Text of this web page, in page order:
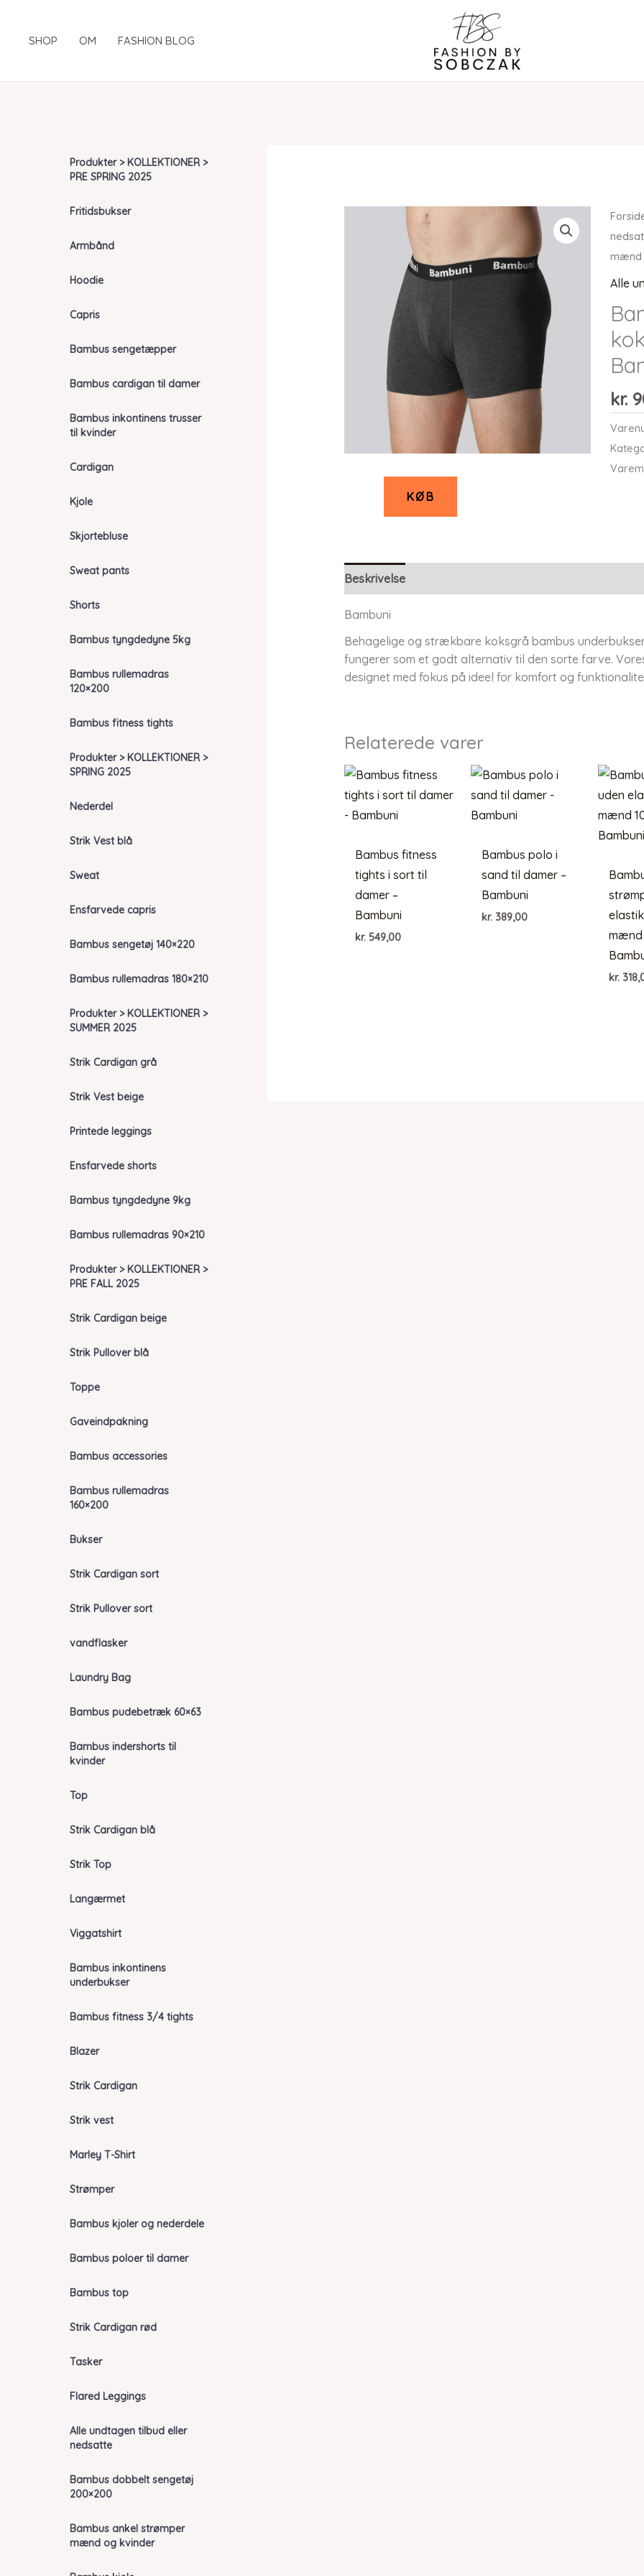
SHOP OM FASHION BLOG
Produkter > KOLLEKTIONER >
PRE SPRING 2025
Fritidsbukser
Armbånd
Hoodie
Capris
Bambus sengetæpper
Bambus cardigan til damer
Bambus inkontinens trusser
til kvinder
Cardigan
Kjole
Skjortebluse
Sweat pants
Shorts
Bambus tyngdedyne 5kg
Bambus rullemadras
120×200
Bambus fitness tights
Produkter > KOLLEKTIONER >
SPRING 2025
Nederdel
Strik Vest blå
Sweat
Ensfarvede capris
Bambus sengetøj 140×220
Bambus rullemadras 180×210
Produkter > KOLLEKTIONER >
SUMMER 2025
Strik Cardigan grå
Strik Vest beige
Printede leggings
Ensfarvede shorts
Bambus tyngdedyne 9kg
Bambus rullemadras 90×210
Produkter > KOLLEKTIONER >
PRE FALL 2025
Strik Cardigan beige
Strik Pullover blå
Toppe
Gaveindpakning
Bambus accessories
Bambus rullemadras
160×200
Bukser
Strik Cardigan sort
Strik Pullover sort
vandflasker
Laundry Bag
Bambus pudebetræk 60×63
Bambus indershorts til
kvinder
Top
Strik Cardigan blå
Strik Top
Langærmet
Viggatshirt
Bambus inkontinens
underbukser
Bambus fitness 3/4 tights
Blazer
Strik Cardigan
Strik vest
Marley T-Shirt
Strømper
Bambus kjoler og nederdele
Bambus poloer til damer
Bambus top
Strik Cardigan rød
Tasker
Flared Leggings
Alle undtagen tilbud eller
nedsatte
Bambus dobbelt sengetøj
200×200
Bambus ankel strømper
mænd og kvinder
mænd
Alle
kr.
KØB
Beskrivelse
Bambuni
Behagelige og strækbare koksgrå bambus
fungerer som et godt alternativ til den sorte farve.
designet med fokus på ideel for komfort og
Relaterede varer
Bambus fitness
tights i sort til
damer –
Bambuni
kr.549,00
Bambus polo i
sand til damer –
Bambuni
kr. 389,00
mænd
kr.